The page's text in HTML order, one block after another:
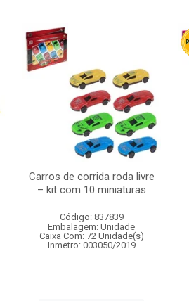
Carros de corrida roda livre
– kit com 10 miniaturas
Código: 837839
Embalagem: Unidade
Caixa Com: 72 Unidade(s)
Inmetro: 003050/2019